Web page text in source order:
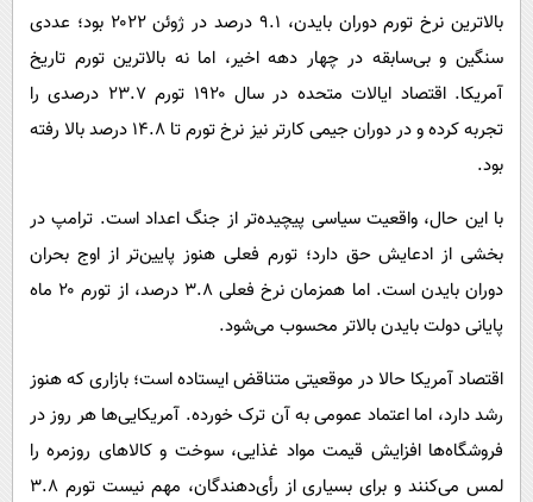
بالاترین نرخ تورم دوران بایدن، ۹.۱ درصد در ژوئن ۲۰۲۲ بود؛ عددی
سنگین و بی‌سابقه در چهار دهه اخیر، اما نه بالاترین تورم تاریخ
آمریکا. اقتصاد ایالات متحده در سال ۱۹۲۰ تورم ۲۳.۷ درصدی را
تجربه کرده و در دوران جیمی کارتر نیز نرخ تورم تا ۱۴.۸ درصد بالا رفته
بود.
با این حال، واقعیت سیاسی پیچیده‌تر از جنگ اعداد است. ترامپ در
بخشی از ادعایش حق دارد؛ تورم فعلی هنوز پایین‌تر از اوج بحران
دوران بایدن است. اما همزمان نرخ فعلی ۳.۸ درصد، از تورم ۲۰ ماه
پایانی دولت بایدن بالاتر محسوب می‌شود.
اقتصاد آمریکا حالا در موقعیتی متناقض ایستاده است؛ بازاری که هنوز
رشد دارد، اما اعتماد عمومی به آن ترک خورده. آمریکایی‌ها هر روز در
فروشگاه‌ها افزایش قیمت مواد غذایی، سوخت و کالاهای روزمره را
لمس می‌کنند و برای بسیاری از رأی‌دهندگان، مهم نیست تورم ۳.۸